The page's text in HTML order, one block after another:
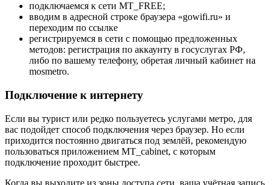
подключаемся к сети MT_FREE;
вводим в адресной строке браузера «gowifi.ru» и
переходим по ссылке
регистрируемся в сети с помощью предложенных
методов: регистрация по аккаунту в госуслугах РФ,
либо по вашему телефону, обретая личный кабинет на
mosmetro.
Подключение к интернету
Если вы турист или редко пользуетесь услугами метро, для
вас подойдет способ подключения через браузер. Но если
приходится постоянно двигаться под землёй, рекомендую
пользоваться приложением MT_cabinet, с которым
подключение проходит быстрее.
Когда вы выходите из зоны доступа сети, ваша учётная запись